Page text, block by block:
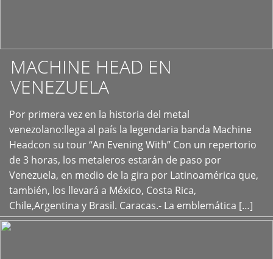
MACHINE HEAD EN
VENEZUELA
Por primera vez en la historia del metal
venezolano:llega al país la legendaria banda Machine
Headcon su tour “An Evening With” Con un repertorio
de 3 horas, los metaleros estarán de paso por
Venezuela, en medio de la gira por Latinoamérica que,
también, los llevará a México, Costa Rica,
Chile,Argentina y Brasil. Caracas.- La emblemática […]
+